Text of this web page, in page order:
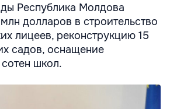
Республика Молдова
долларов в строительство
лицеев, реконструкцию 15
садов, оснащение
школ.